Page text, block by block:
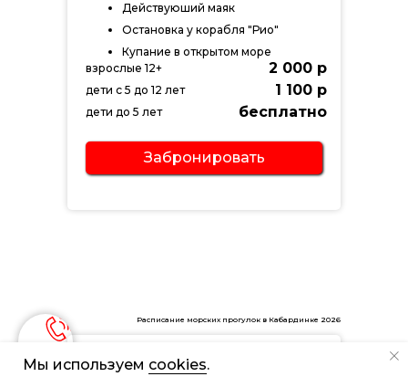
Действуюший маяк
Остановка у корабля "Рио"
Купание в открытом море
Забронировать
взрослые 12+
дети с 5 до 12 лет
дети до 5 лет
2 000 р
1 100 р
бесплатно
10:40 | 11:40 | 12:40 | 13:40 | 14:40 | 15:40 | 16:40 | 17:40 | 18:40
Расписание морских прогулок в Кабардинке 2026
Мы используем cookies.